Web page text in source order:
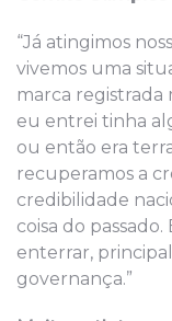
“Já atingimos
vivemos uma
marca registrada
eu entrei tinha
ou então era
recuperamos a
credibilidade
coisa do
enterrar,
governança.”